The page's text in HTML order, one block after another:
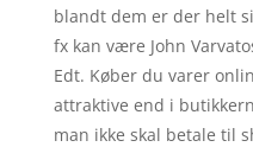
blandt dem er der helt
fx kan være John
Edt. Køber du varer
attraktive end i
man ikke skal betale til